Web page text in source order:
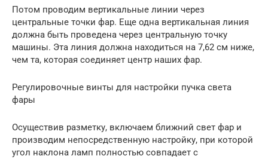
Потом проводим вертикальные линии через
центральные точки фар. Еще одна вертикальная линия
должна быть проведена через центральную точку
машины. Эта линия должна находиться на 7,62 см ниже,
чем та, которая соединяет центр наших фар.
Регулировочные винты для настройки пучка света
фары
Осуществив разметку, включаем ближний свет фар и
производим непосредственную настройку, при которой
угол наклона ламп полностью совпадает с